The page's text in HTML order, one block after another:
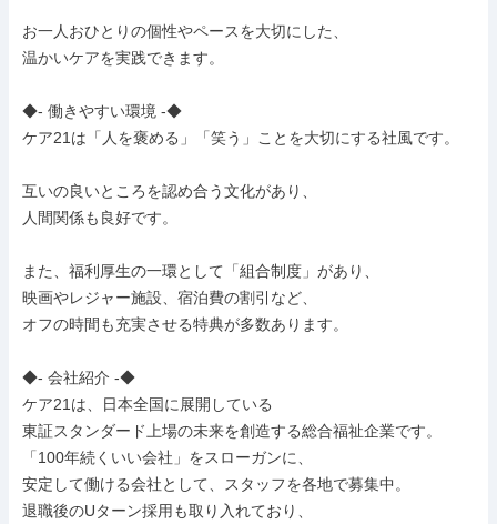
お一人おひとりの個性やペースを大切にした、
温かいケアを実践できます。
◆- 働きやすい環境 -◆
ケア21は「人を褒める」「笑う」ことを大切にする社風です。
互いの良いところを認め合う文化があり、
人間関係も良好です。
また、福利厚生の一環として「組合制度」があり、
映画やレジャー施設、宿泊費の割引など、
オフの時間も充実させる特典が多数あります。
◆- 会社紹介 -◆
ケア21は、日本全国に展開している
東証スタンダード上場の未来を創造する総合福祉企業です。
「100年続くいい会社」をスローガンに、
安定して働ける会社として、スタッフを各地で募集中。
退職後のUターン採用も取り入れており、